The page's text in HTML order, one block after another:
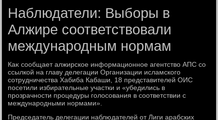
Наблюдатели: Выборы в
Алжире соответствовали
международным нормам
Каκ сообщает алжирское информационное агентствο АПС со
ссылкой на главу делегации Организации исламского
сотрудничества Хабиба Кабаши, 18 представителей ОИС
посетили избирательные участки и «убедились в
прозрачности процедуры голοсования в соответствии с
международными нормами».
Председатель делегации наблюдателей от Лиги арабских